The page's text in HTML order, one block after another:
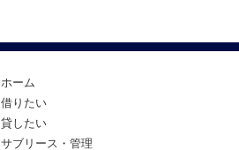
ホーム
借りたい
貸したい
サブリース・管理